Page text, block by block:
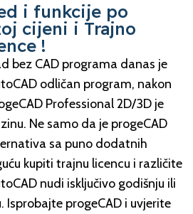
i funkcije po
cijeni i Trajno
!
bez CAD programa danas je
odličan program, nakon
Professional 2D/3D je
Ne samo da je progeCAD
sa puno dodatnih
kupiti trajnu licencu i različite
nudi isključivo godišnju ili
progeCAD i uvjerite